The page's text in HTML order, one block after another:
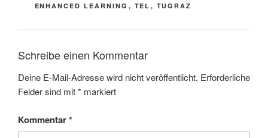
ENHANCED LEARNING , TEL , TUGRAZ
Schreibe einen Kommentar
Deine E-Mail-Adresse wird nicht veröffentlicht. Erforderliche
Felder sind mit* markiert
Kommentar*